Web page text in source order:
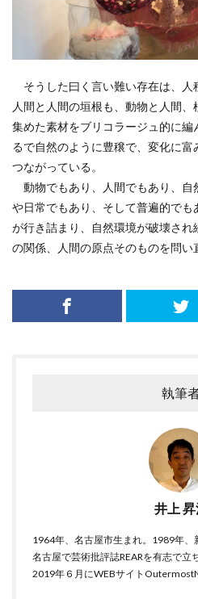
そうした曰く言い難い存在は、人
人間と人間の垣根も、動物と人間、
集めた素材をブリコラージュ的に編
るで自然のように豊穣で、変化に
つながっている。
動物でもあり、人間でもあり、自
や日常でもあり、そして普遍的で
が行き詰まり、自然環境が破壊され
の関係、人間の原点そのものを問い
執筆
井上
1964年、名古屋市生まれ。1989年、
名古屋で芸術批評誌REARを有志で立
2019年６月にWEBサイト